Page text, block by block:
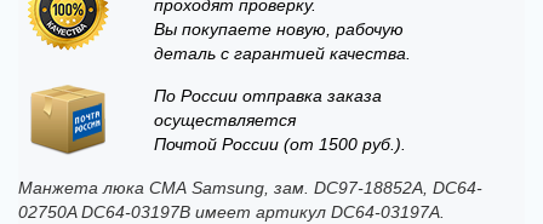
проходят проверку.
Вы покупаете новую, рабочую
деталь с гарантией качества.
По России отправка заказа
осуществляется
Почтой России (от 1500 руб.).
Манжета люка СМА Samsung, зам. DC97-18852A, DC64-
02750A DC64-03197B имеет артикул DC64-03197A.